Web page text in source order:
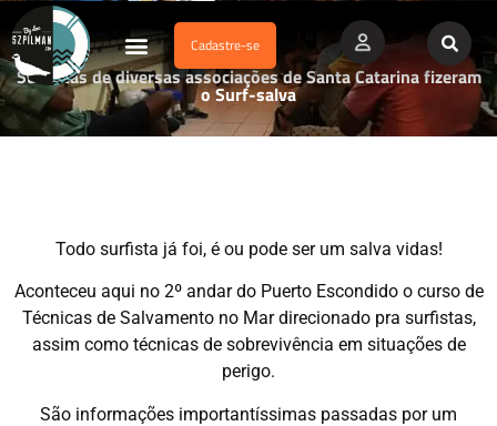
Cadastre-se
Surfistas de diversas associações de Santa Catarina fizeram
o Surf-salva
Todo surfista já foi, é ou pode ser um salva vidas!
Aconteceu aqui no 2º andar do Puerto Escondido o curso de
Técnicas de Salvamento no Mar direcionado pra surfistas,
assim como técnicas de sobrevivência em situações de
perigo.
São informações importantíssimas passadas por um